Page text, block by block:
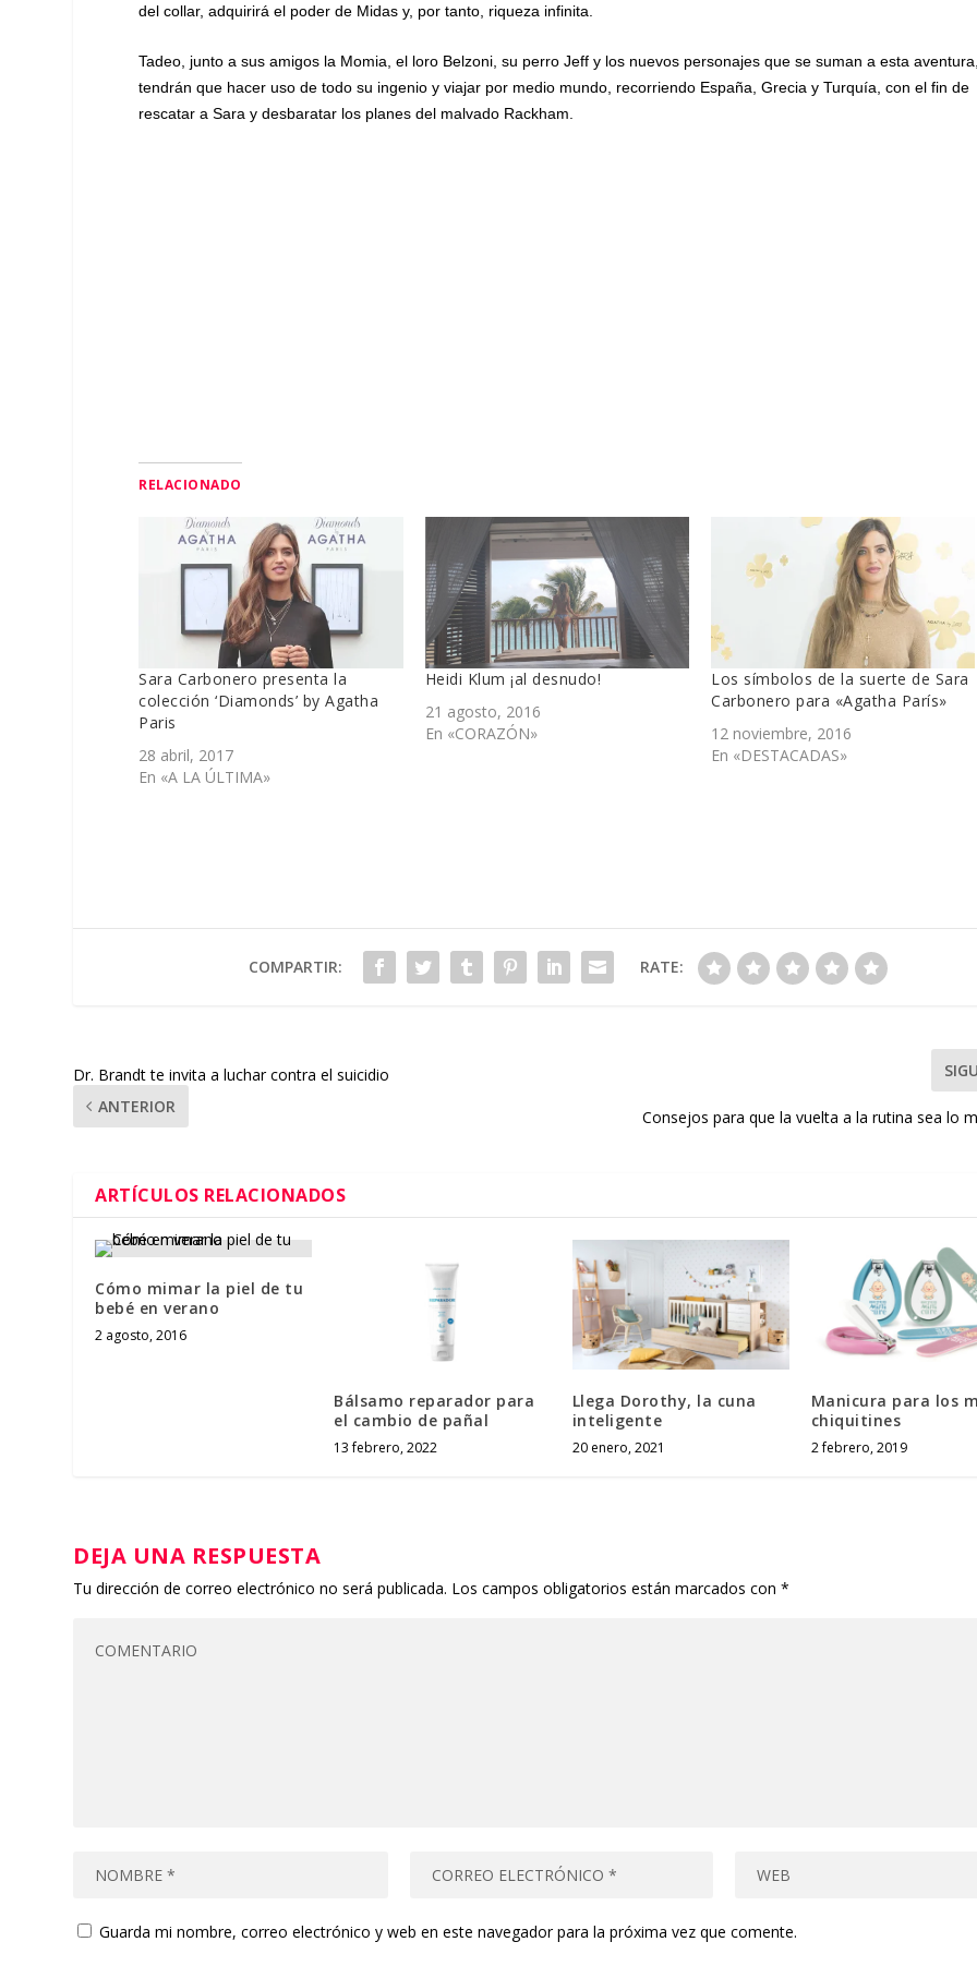
del collar, adquirirá el poder de Midas y, por tanto, riqueza infinita.
Tadeo, junto a sus amigos la Momia, el loro Belzoni, su perro Jeff y los nuevos personajes que se suman a esta
tendrán que hacer uso de todo su ingenio y viajar por medio mundo, recorriendo España, Grecia y Turquí­a, con el fin de
rescatar a Sara y desbaratar los planes del malvado Rackham.
RELACIONADO
Sara Carbonero presenta la
colección ‘Diamonds’ by Agatha
Paris
28 abril, 2017
En «A LA ÚLTIMA»
Heidi Klum ¡al desnudo!
21 agosto, 2016
En «CORAZÓN»
Los símbolos de la suerte de Sara
Carbonero para «Agatha París»
12 noviembre, 2016
En «DESTACADAS»
COMPARTIR: RATE:
Dr. Brandt te invita a luchar contra el suicidio
ANTERIOR
Consejos para que la vuelta a la rutina sea lo
ARTÍCULOS RELACIONADOS
Cómo mimar la piel de tu
bebé en verano
2 agosto, 2016
Bálsamo reparador para
el cambio de pañal
13 febrero, 2022
Llega Dorothy, la cuna
inteligente
20 enero, 2021
Manicura para los
chiquitines
2 febrero, 2019
DEJA UNA RESPUESTA
Tu dirección de correo electrónico no será publicada. Los campos obligatorios están marcados con*
Guarda mi nombre, correo electrónico y web en este navegador para la próxima vez que comente.